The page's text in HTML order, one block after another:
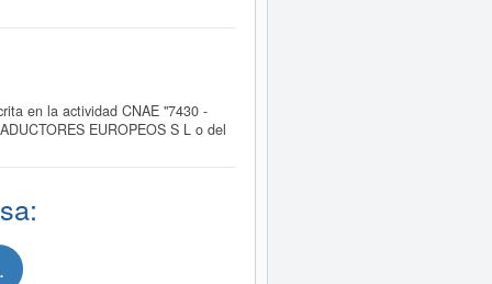
en la actividad CNAE "7430 -
EUROPEOS S L o del